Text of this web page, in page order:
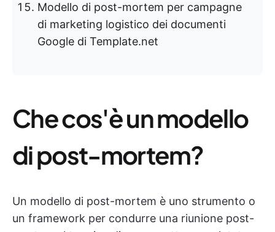
Modello di post-mortem per campagne
di marketing logistico dei documenti
Google di Template.net
Che cos'è un modello
di post-mortem?
Un modello di post-mortem è uno strumento o
un framework per condurre una riunione post-